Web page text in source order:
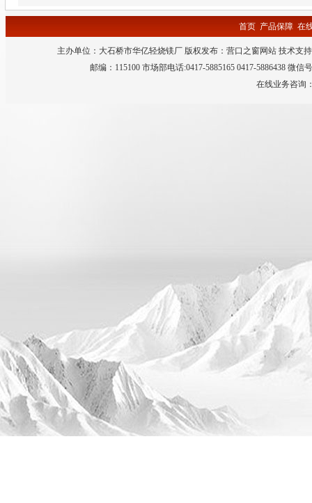
首页 产品保障 在
主办单位：大石桥市华亿轻烧镁厂 版权发布： 营口之窗网站 技术支
邮编：115100 市场部电话:0417-5885165 0417-5886438 微
在线业务咨询